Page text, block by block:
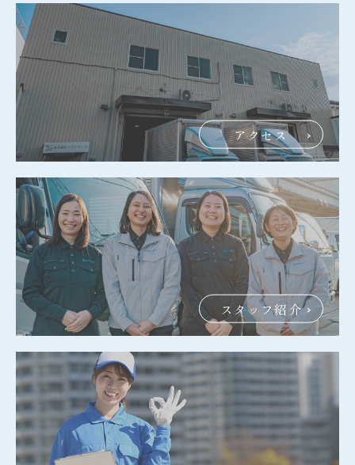
アクセス
スタッフ紹介